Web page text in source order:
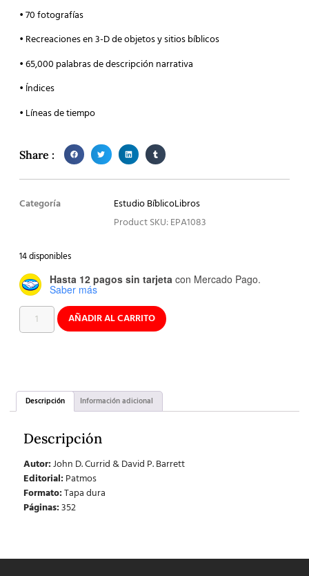
• 70 fotografías
• Recreaciones en 3-D de objetos y sitios bíblicos
• 65,000 palabras de descripción narrativa
• Índices
• Líneas de tiempo
Share :
Categoría Estudio BíblicoLibros
Product SKU: EPA1083
14 disponibles
Hasta 12 pagos sin tarjeta con Mercado Pago.
Saber más
AÑADIR AL CARRITO
Descripción Información adicional
Descripción
Autor:John D. Currid & David P. Barrett
Editorial:Patmos
Formato:Tapa dura
Páginas:352